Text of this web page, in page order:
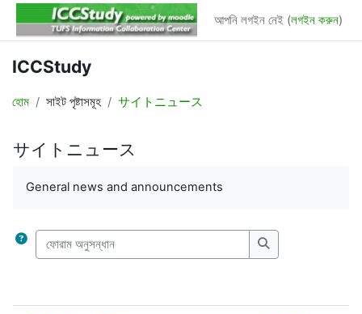
মাইন্ কনটেন্ট বাদ দিন
আপনি লগইন নেই (লগইন করুন)
ICCStudy
হোম সাইট পৃষ্টাসমূহ サイトニュース
サイトニュース
General news and announcements
ফোরাম অনুসন্ধান
ফোরাম অনুসন্ধান